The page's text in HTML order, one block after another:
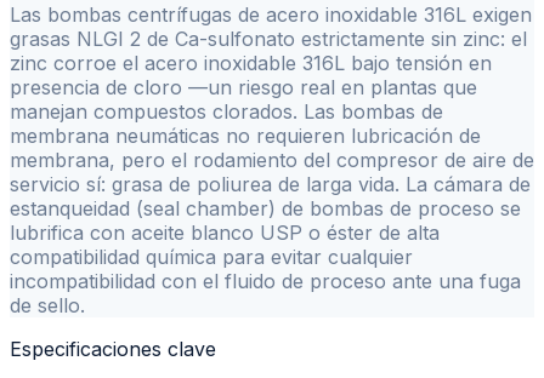
Las bombas centrífugas de acero inoxidable 316L exigen
grasas NLGI 2 de Ca-sulfonato estrictamente sin zinc: el
zinc corroe el acero inoxidable 316L bajo tensión en
presencia de cloro —un riesgo real en plantas que
manejan compuestos clorados. Las bombas de
membrana neumáticas no requieren lubricación de
membrana, pero el rodamiento del compresor de aire de
servicio sí: grasa de poliurea de larga vida. La cámara de
estanqueidad (seal chamber) de bombas de proceso se
lubrifica con aceite blanco USP o éster de alta
compatibilidad química para evitar cualquier
incompatibilidad con el fluido de proceso ante una fuga
de sello.
Especificaciones clave